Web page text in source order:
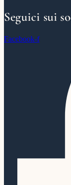
Seguici sui
Facebook-f